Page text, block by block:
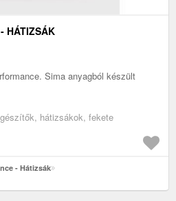
HÁTIZSÁK
Sima anyagból készült
hátizsákok, fekete
- Hátizsák